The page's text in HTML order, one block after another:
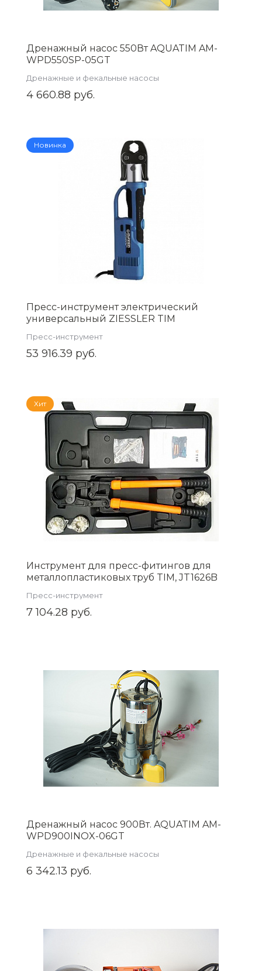
Дренажный насос 550Вт AQUATIM AM-
WPD550SP-05GT
Дренажные и фекальные насосы
4 660.88 руб.
Новинка
Пресс-инструмент электрический
универсальный ZIESSLER TIM
Пресс-инструмент
53 916.39 руб.
Хит
Инструмент для пресс-фитингов для
металлопластиковых труб TIM, JT1626B
Пресс-инструмент
7 104.28 руб.
Дренажный насос 900Вт. AQUATIM AM-
WPD900INOX-06GT
Дренажные и фекальные насосы
6 342.13 руб.